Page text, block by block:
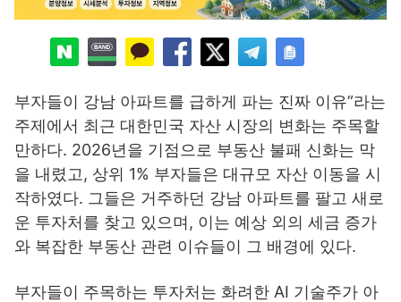
부자들이 강남 아파트를 급하게 파는 진짜 이유”라는
주제에서 최근 대한민국 자산 시장의 변화는 주목할
만하다. 2026년을 기점으로 부동산 불패 신화는 막
을 내렸고, 상위 1% 부자들은 대규모 자산 이동을 시
작하였다. 그들은 거주하던 강남 아파트를 팔고 새로
운 투자처를 찾고 있으며, 이는 예상 외의 세금 증가
와 복잡한 부동산 관련 이슈들이 그 배경에 있다.
부자들이 주목하는 투자처는 화려한 AI 기술주가 아